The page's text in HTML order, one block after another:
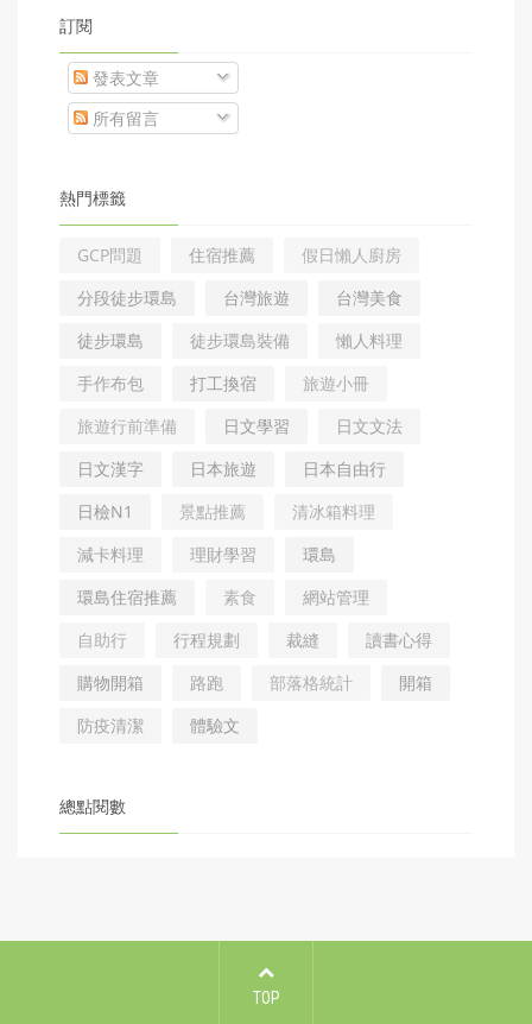
訂閱
發表文章
所有留言
熱門標籤
GCP問題 住宿推薦
假日懶人廚房
分段徒步環島
台灣旅遊
台灣美食
徒步環島
徒步環島裝備
懶人料理
手作布包
打工換宿
旅遊小冊
旅遊行前準備
日文學習
日文文法
日文漢字
日本旅遊
日本自由行
日檢N1
景點推薦
清冰箱料理
減卡料理
理財學習
環島
環島住宿推薦
素食
網站管理
自助行
行程規劃 裁縫
讀書心得
購物開箱
路跑 部落格統計
開箱
防疫清潔
體驗文
總點閱數
TOP